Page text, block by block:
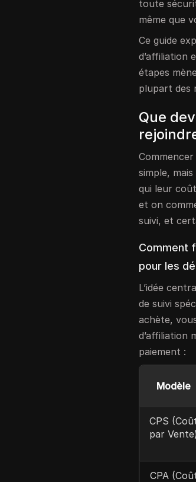
toute
même que
Ce guide
d’affiliation
étapes
plupart des
Que
simple,
qui leur
et on
suivi, et
Comment
pour les
L’idée
de suivi
achète,
d’affiliation
paiement :
Modèle
CPS
par Vente)
CPA